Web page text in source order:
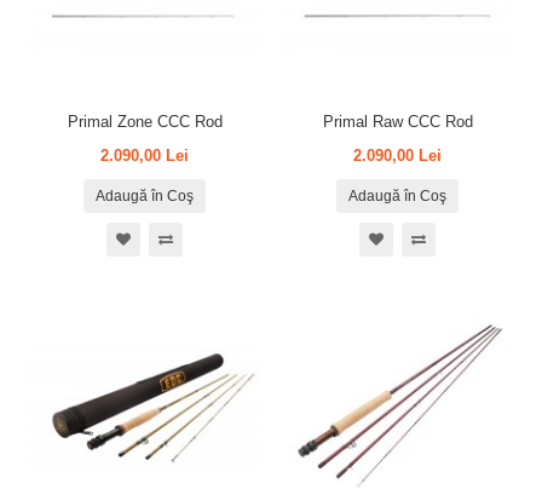
Primal Zone CCC Rod
2.090,00 Lei
Adaugă în Coş
Primal Raw CCC Rod
2.090,00 Lei
Adaugă în Coş